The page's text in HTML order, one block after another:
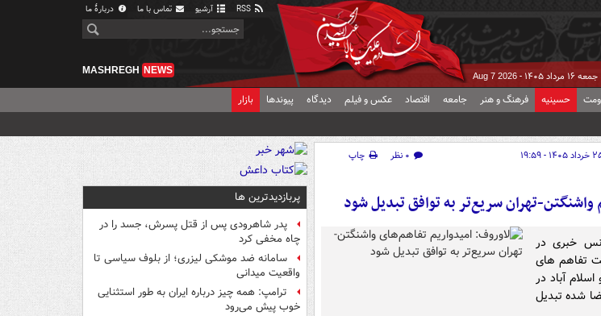
آرشیو تماس با ما دربارهٔ ما
جمعه ۱۶ مرداد ۱۴۰۵ - Aug 7 2026
MASHREGH NEWS
حسینیه فرهنگ و هنر جامعه اقتصاد عکس و فیلم دیدگاه پیوندها بازار
۱۴۰۵ - ۱۹:۵۹ ۰ نظر
چاپ
واشنگتن-تهران سریع‌تر به توافق تبدیل شود
خبری در
تفاهم های
آباد در
شده تبدیل
پربازدیدترین ها
پدر شاهرودی پس از قتل پسرش، جسد را در
چاه مخفی کرد
سامانه ضد موشکی لیزری؛ از بلوف سیاسی تا
واقعیت میدانی
ترامپ: همه چیز درباره ایران به طور استثنایی
خوب پیش می‌رود